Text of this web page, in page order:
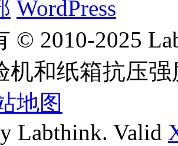
WordPress
© 2010-2025
机和纸箱抗压
地图
Labthink. Valid